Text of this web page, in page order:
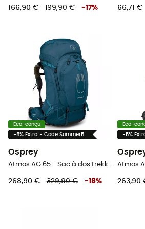
166,90 € 199,90 € -17% 66,71 €
Eco-conçu
-5% Extra - Code Summer5
Osprey
Atmos AG 65 - Sac à dos trekking homme
268,90 € 329,90 € -18%
Eco-
-5%
263,90